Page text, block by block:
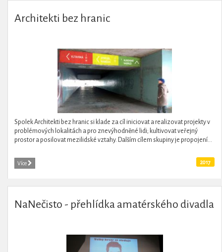
Architekti bez hranic
Spolek Architekti bez hranic si klade za cíl iniciovat a realizovat projekty v
problémových lokalitách a pro znevýhodněné lidi; kultivovat veřejný
prostor a posilovat mezilidské vztahy. Dalším cílem skupiny je propojení...
Více 2017
NaNečisto - přehlídka amatérského divadla